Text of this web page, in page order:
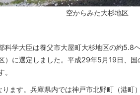
空からみた大杉地区
科学大臣は養父市大屋町大杉地区の約5.8
）に選定しました。平成29年5月19日、
ます。兵庫県内では神戸市北野町（港町